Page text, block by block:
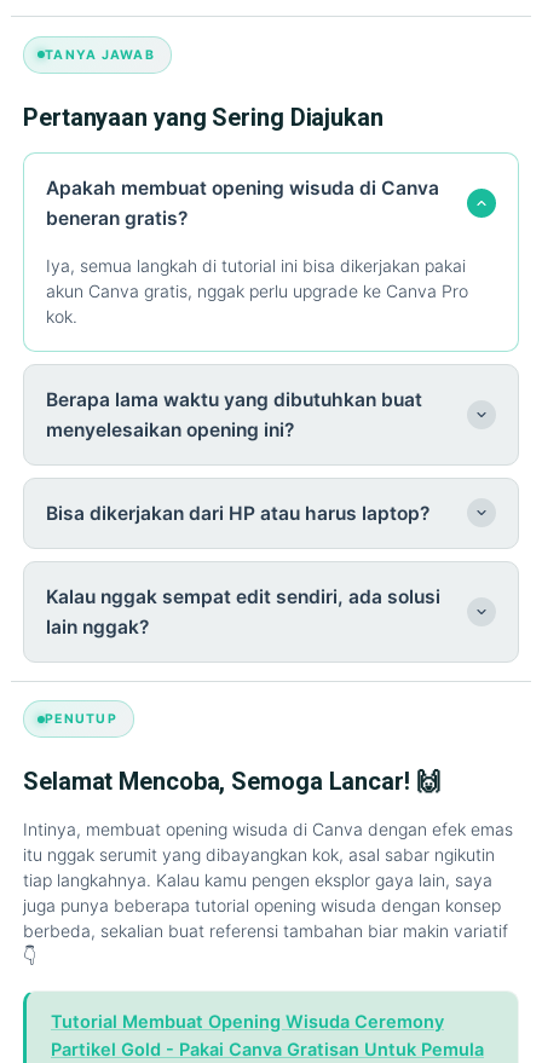
TANYA JAWAB
Pertanyaan yang Sering Diajukan
Apakah membuat opening wisuda di Canva
beneran gratis?
Iya, semua langkah di tutorial ini bisa dikerjakan pakai
akun Canva gratis, nggak perlu upgrade ke Canva Pro
kok.
Berapa lama waktu yang dibutuhkan buat
menyelesaikan opening ini?
Bisa dikerjakan dari HP atau harus laptop?
Kalau nggak sempat edit sendiri, ada solusi
lain nggak?
PENUTUP
Selamat Mencoba, Semoga Lancar! 🙌
Intinya, membuat opening wisuda di Canva dengan efek emas
itu nggak serumit yang dibayangkan kok, asal sabar ngikutin
tiap langkahnya. Kalau kamu pengen eksplor gaya lain, saya
juga punya beberapa tutorial opening wisuda dengan konsep
berbeda, sekalian buat referensi tambahan biar makin variatif
👇
Tutorial Membuat Opening Wisuda Ceremony
Partikel Gold - Pakai Canva Gratisan Untuk Pemula